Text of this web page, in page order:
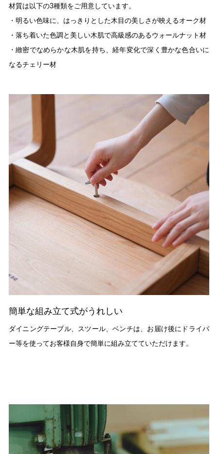
材質は以下の3種類をご用意しています。
・明るい色味に、はっきりとした木目の美しさが映えるオーク材
・落ち着いた色調と美しい木肌で高級感のあるウォールナット材
・緻密でなめらかな木肌を持ち、経年変化で深く豊かな色合いに
なるチェリー材
簡単な組み立て式がうれしい
ダイニングテーブル、スツール、ベンチは、お届け後にドライバ
ー等を使ってお客様自身で簡単に組み立てていただけます。